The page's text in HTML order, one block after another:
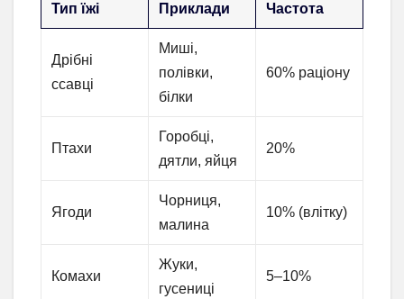
Тип їжі Приклади Частота
Дрібні
ссавці
Миші,
полівки,
білки
60% раціону
Птахи
Горобці,
дятли, яйця
20%
Ягоди
Чорниця,
малина
10% (влітку)
Комахи
Жуки,
гусениці
5–10%